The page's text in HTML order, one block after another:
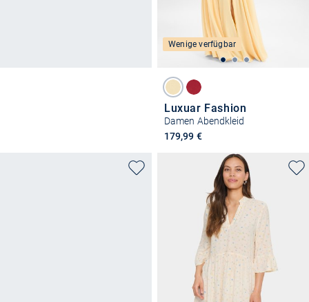
Wenige verfügbar
Luxuar Fashion
Damen Abendkleid
179,99 €